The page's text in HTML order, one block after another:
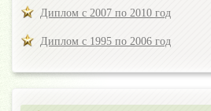
Диплом с 2007 по 2010 год
Диплом с 1995 по 2006 год